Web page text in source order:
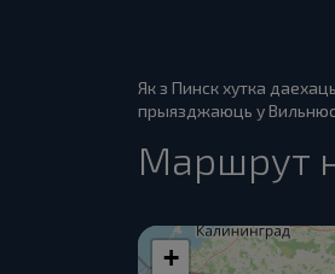
Як з Пинск хутка
прыязджаюць у Вильнюс.
Маршрут
+